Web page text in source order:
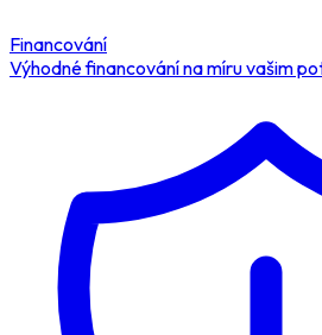
Financování
Výhodné financování na míru vašim